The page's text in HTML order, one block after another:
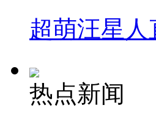
超萌汪星人
热点新闻